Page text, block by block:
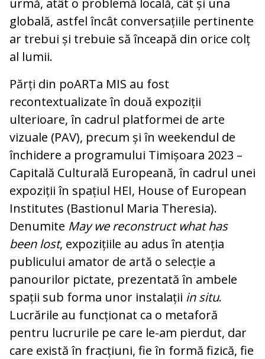
globală, astfel încât conversațiile pertinente
ar trebui și trebuie să înceapă din orice colț
al lumii.
Părți din poARTa MIS au fost
recontextualizate în două expoziții
ulterioare, în cadrul platformei de arte
vizuale (PAV), precum și în weekendul de
închidere a programului Timișoara 2023 –
Capitală Culturală Europeană, în cadrul unei
expoziții în spațiul HEI, House of European
Institutes (Bastionul Maria Theresia).
Denumite May we reconstruct what has
been lost, expozițiile au adus în atenția
publicului amator de artă o selecție a
panourilor pictate, prezentată în ambele
spații sub forma unor instalații in situ.
Lucrările au funcționat ca o metaforă
pentru lucrurile pe care le-am pierdut, dar
care există în fracțiuni, fie în formă fizică, fie